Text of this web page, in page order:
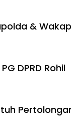
&
DPRD Rohil